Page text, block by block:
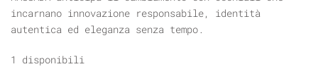
incarnano innovazione responsabile, identità
autentica ed eleganza senza tempo.
1 disponibili